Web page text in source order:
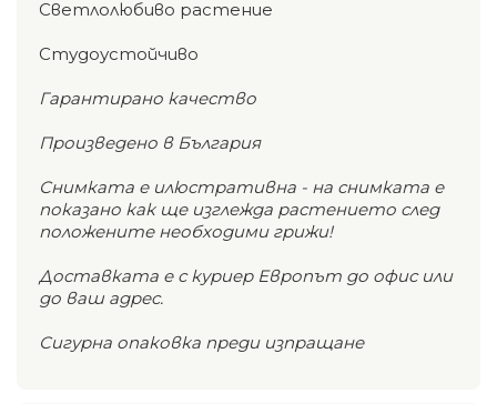
Светлолюбиво растение
Студоустойчиво
Гарантирано качество
Произведено в България
Снимката е илюстративна - на снимката е
показано как ще изглежда растението след
положените необходими грижи!
Доставката е с куриер Европът до офис или
до ваш адрес.
Сигурна опаковка преди изпращане